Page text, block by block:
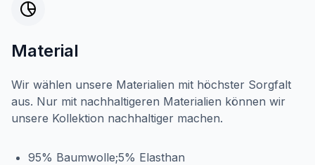
Material
Wir wählen unsere Materialien mit höchster Sorgfalt
aus. Nur mit nachhaltigeren Materialien können wir
unsere Kollektion nachhaltiger machen.
95% Baumwolle;5% Elasthan